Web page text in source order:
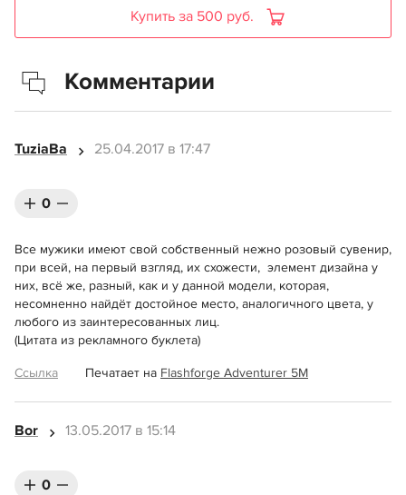
Купить за 500 руб.
Комментарии
TuziaBa 25.04.2017 в 17:47
0
Все мужики имеют свой собственный нежно розовый сувенир,
при всей, на первый взгляд, их схожести, элемент дизайна у
них, всё же, разный, как и у данной модели, которая,
несомненно найдёт достойное место, аналогичного цвета, у
любого из заинтересованных лиц.
(Цитата из рекламного буклета)
Ссылка Печатает на Flashforge Adventurer 5M
Bor 13.05.2017 в 15:14
0